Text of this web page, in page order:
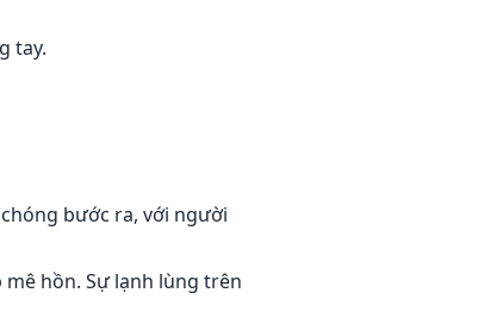
tay.
bước ra, với người
hồn. Sự lạnh lùng trên